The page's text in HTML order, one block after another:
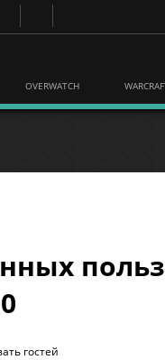
OVERWATCH
гостей